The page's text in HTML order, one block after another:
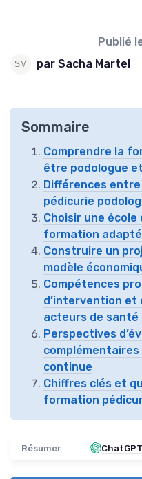
Publié
par Sacha Martel
Sommaire
Comprendre la
être podologue
Différences
pédicurie
Choisir une
formation
Construire un
modèle
Compétences
d’intervention et
acteurs de santé
Perspectives
continue
Chiffres clés et
formation
Résumer ChatGPT